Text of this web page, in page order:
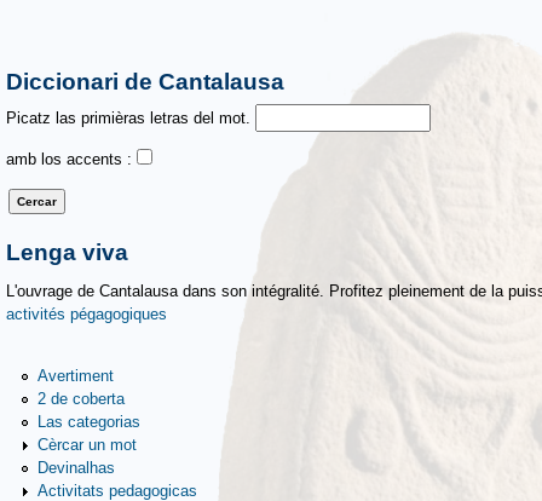
Diccionari de Cantalausa
Picatz las primièras letras del mot.
amb los accents :
Lenga viva
L'ouvrage de Cantalausa dans son intégralité. Profitez pleinement de la
activités pégagogiques
Avertiment
2 de coberta
Las categorias
Cèrcar un mot
Devinalhas
Activitats pedagogicas